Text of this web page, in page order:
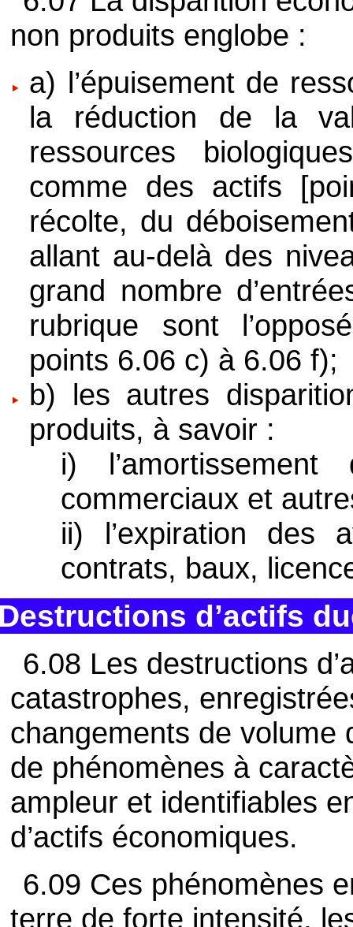
non produits englobe :
a) l’épuisement de
la réduction de la
ressources
comme des actifs
récolte, du
allant au-delà des
grand nombre
rubrique sont
points 6.06 c) à 6.06 f);
b) les autres
produits, à savoir :
i)
commerciaux et
ii) l’expiration des
contrats, baux,
d’actifs
6.08 Les destructions
catastrophes,
changements de volume
de phénomènes à
ampleur et identifiables
d’actifs économiques.
6.09 Ces phénomènes
terre de forte intensité,